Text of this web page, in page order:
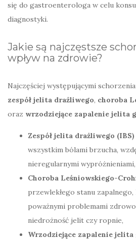
się do gastroenterologa w celu
diagnostyki.
Jakie są najczęstsze
wpływ na zdrowie?
Najczęściej występującymi
zespół jelita drażliwego, choroba
oraz wrzodziejące zapalenie jelita
Zespół jelita drażliwego (IBS)
wszystkim bólami brzucha,
nieregularnymi wypróżnieniami,
Choroba Leśniowskiego-
przewlekłego stanu
poważnymi problemami
niedrożność jelit czy ropnie,
Wrzodziejące zapalenie jelita